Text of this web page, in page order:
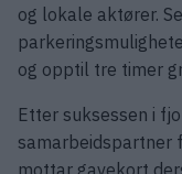
og lokale aktører.
og opptil tre timer
Etter suksessen i
samarbeidspartner
mottar gavekort